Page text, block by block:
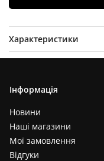
Характеристики
Відгуки (0)
Інформація
Новини
Наші магазини
Мої замовлення
Відгуки